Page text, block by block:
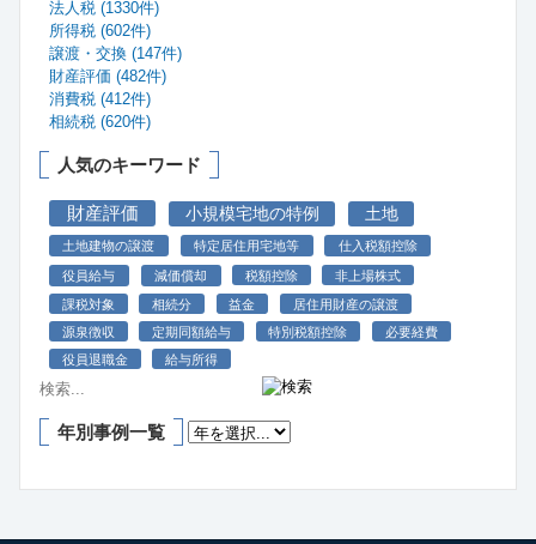
法人税 (1330件)
所得税 (602件)
譲渡・交換 (147件)
財産評価 (482件)
消費税 (412件)
相続税 (620件)
人気のキーワード
財産評価 小規模宅地の特例 土地
土地建物の譲渡 特定居住用宅地等 仕入税額控除
役員給与 減価償却 税額控除
非上場株式
課税対象
相続分 益金
居住用財産の譲渡
源泉徴収
定期同額給与 特別税額控除
必要経費
役員退職金
給与所得
年別事例一覧